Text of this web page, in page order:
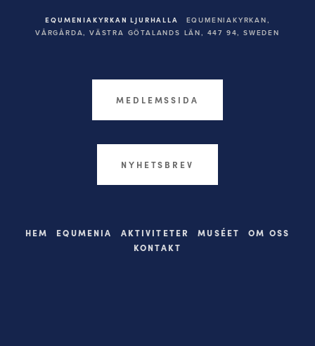
EQUMENIAKYRKAN LJURHALLA
EQUMENIAKYRKAN,
VÅRGÅRDA, VÄSTRA GÖTALANDS LÄN, 447 94, SWEDEN
MEDLEMSSIDA
NYHETSBREV
HEM EQUMENIA AKTIVITETER MUSÉET
OM OSS
KONTAKT